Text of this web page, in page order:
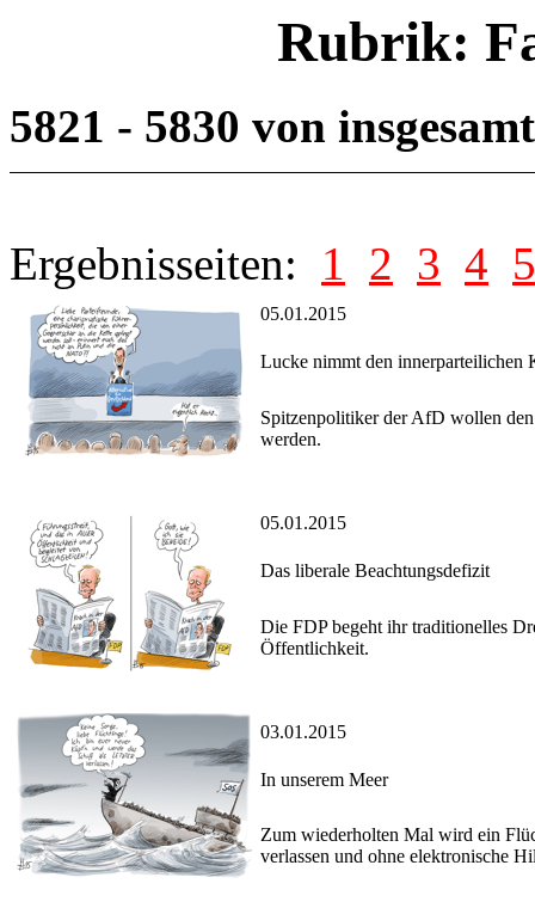
Rubrik:
5821 - 5830 von
Ergebnisseiten: 1 2 3 4 5
05.01.2015
Lucke nimmt den innerparteilichen
Spitzenpolitiker der AfD wollen
werden.
05.01.2015
Das liberale Beachtungsdefizit
Die FDP begeht ihr traditionelles
Öffentlichkeit.
03.01.2015
In unserem Meer
Zum wiederholten Mal wird ein
verlassen und ohne elektronische